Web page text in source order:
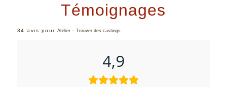
Témoignages
34 avis pourAtelier – Trouver des castings
4,9